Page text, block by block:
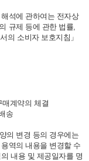
석에 관하여는 전자상
규제 등에 관한 법률,
의 소비자 보호지침」
계약의 체결
송
의 변경 등의 경우에는
역의 내용을 변경할 수
내용 및 제공일자를 명